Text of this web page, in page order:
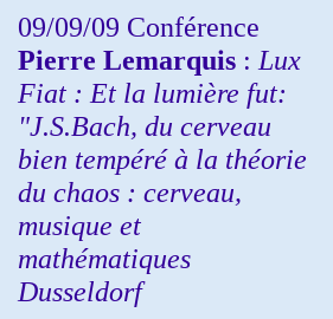
09/09/09 Conférence
Pierre Lemarquis : Lux
Fiat : Et la lumière fut:
"J.S.Bach, du cerveau
bien tempéré à la théorie
du chaos : cerveau,
musique et
mathématiques
Dusseldorf